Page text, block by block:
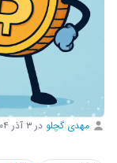
مهدی گچلو در ۳ آذر ۱۴۰۴